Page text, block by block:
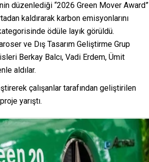
düzenlediği “2026 Green Mover Award”
kaldırarak karbon emisyonlarını
ödüle layık görüldü.
ve Dış Tasarım Geliştirme Grup
Berkay Balcı, Vadi Erdem, Ümit
aldılar.
çalışanlar tarafından geliştirilen
yarıştı.